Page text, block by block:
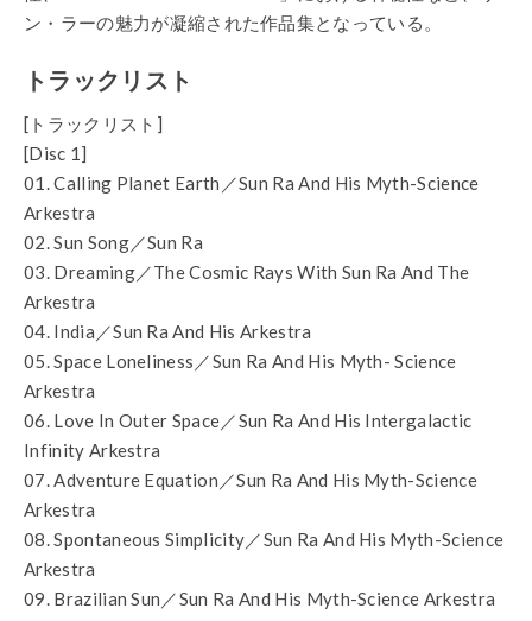
ン・ラーの魅力が凝縮された作品集となっている。
トラックリスト
[トラックリスト]
[Disc 1]
01. Calling Planet Earth／Sun Ra And His Myth-Science
Arkestra
02. Sun Song／Sun Ra
03. Dreaming／The Cosmic Rays With Sun Ra And The
Arkestra
04. India／Sun Ra And His Arkestra
05. Space Loneliness／Sun Ra And His Myth- Science
Arkestra
06. Love In Outer Space／Sun Ra And His Intergalactic
Infinity Arkestra
07. Adventure Equation／Sun Ra And His Myth-Science
Arkestra
08. Spontaneous Simplicity／Sun Ra And His Myth-Science
Arkestra
09. Brazilian Sun／Sun Ra And His Myth-Science Arkestra